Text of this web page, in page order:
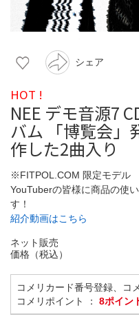
シェア
HOT !
NEE デモ音源7
バム 「博覧会」
作した2曲入り
※FITPOL.COM 限定モデル
YouTuberの皆様に商品の使
す！
紹介動画はこちら
ネット販売
価格（税込）
コメリカード番号登録、コ
コメリポイント ： 8ポイン